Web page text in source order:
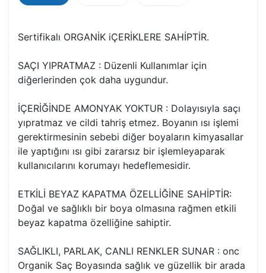
Sertifikalı ORGANİK iÇERİKLERE SAHİPTİR.
SAÇI YIPRATMAZ : Düzenli Kullanımlar için
diğerlerinden çok daha uygundur.
İÇERİĞİNDE AMONYAK YOKTUR : Dolayısıyla saçı
yıpratmaz ve cildi tahriş etmez. Boyanın ısı işlemi
gerektirmesinin sebebi diğer boyaların kimyasallar
ile yaptığını ısı gibi zararsız bir işlemleyaparak
kullanıcılarını korumayı hedeflemesidir.
ETKİLİ BEYAZ KAPATMA ÖZELLİĞİNE SAHİPTİR:
Doğal ve sağlıklı bir boya olmasına rağmen etkili
beyaz kapatma özelliğine sahiptir.
SAĞLIKLI, PARLAK, CANLI RENKLER SUNAR : onc
Organik Saç Boyasında sağlık ve güzellik bir arada